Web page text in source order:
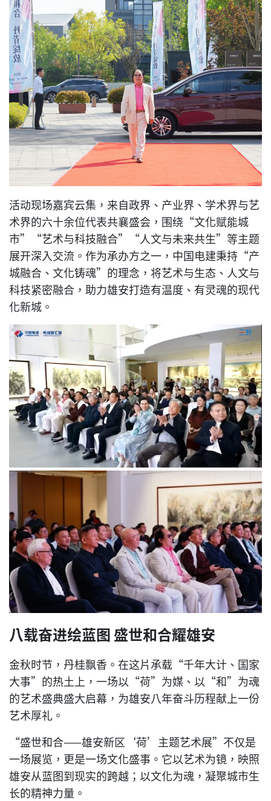
活动现场嘉宾云集，来自政界、产业界、学术界与艺
术界的六十余位代表共襄盛会，围绕“文化赋能城
市”“艺术与科技融合”“人文与未来共生”等主题
展开深入交流。作为承办方之一，中国电建秉持“产
城融合、文化铸魂”的理念，将艺术与生态、人文与
科技紧密融合，助力雄安打造有温度、有灵魂的现代
化新城。
八载奋进绘蓝图 盛世和合耀雄安
金秋时节，丹桂飘香。在这片承载“千年大计、国家
大事”的热土上，一场以“荷”为媒、以“和”为魂
的艺术盛典盛大启幕，为雄安八年奋斗历程献上一份
艺术厚礼。
“盛世和合——雄安新区‘荷’主题艺术展”不仅是
一场展览，更是一场文化盛事。它以艺术为镜，映照
雄安从蓝图到现实的跨越；以文化为魂，凝聚城市生
长的精神力量。